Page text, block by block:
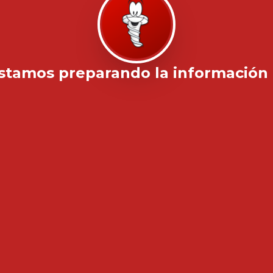
preparando la información